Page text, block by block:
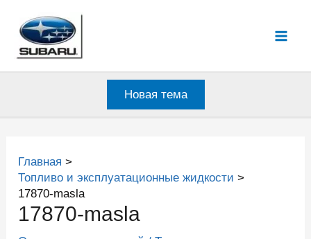
содержимому
Новая тема
Главная
Топливо и эксплуатационные жидкости
17870-masla
17870-masla